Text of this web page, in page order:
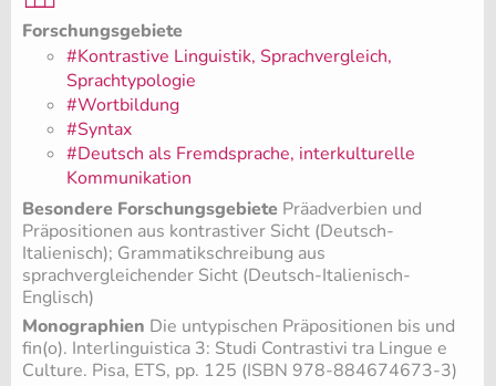
Forschungsgebiete
#Kontrastive Linguistik, Sprachvergleich,
Sprachtypologie
#Wortbildung
#Syntax
#Deutsch als Fremdsprache, interkulturelle
Kommunikation
Besondere Forschungsgebiete Präadverbien und
Präpositionen aus kontrastiver Sicht (Deutsch-
Italienisch); Grammatikschreibung aus
sprachvergleichender Sicht (Deutsch-Italienisch-
Englisch)
Monographien Die untypischen Präpositionen bis und
fin(o). Interlinguistica 3: Studi Contrastivi tra Lingue e
Culture. Pisa, ETS, pp. 125 (ISBN 978-884674673-3)